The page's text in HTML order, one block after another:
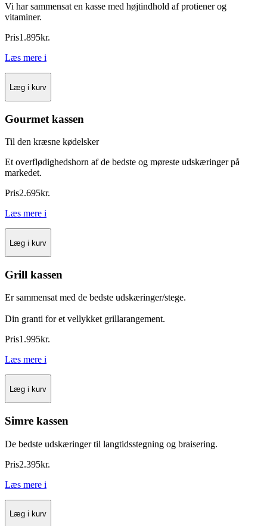
Vi har sammensat en kasse med højtindhold af protiener og
vitaminer.
Pris1.895kr.
Læs mere i
Læg i kurv
Gourmet kassen
Til den kræsne kødelsker
Et overflødighedshorn af de bedste og møreste udskæringer på
markedet.
Pris2.695kr.
Læs mere i
Læg i kurv
Grill kassen
Er sammensat med de bedste udskæringer/stege.
Din granti for et vellykket grillarangement.
Pris1.995kr.
Læs mere i
Læg i kurv
Simre kassen
De bedste udskæringer til langtidsstegning og braisering.
Pris2.395kr.
Læs mere i
Læg i kurv